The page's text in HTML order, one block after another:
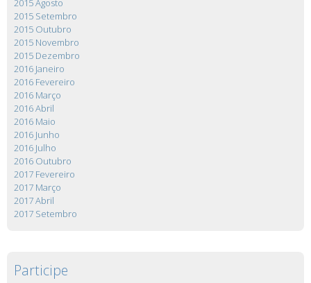
2015 Agosto
2015 Setembro
2015 Outubro
2015 Novembro
2015 Dezembro
2016 Janeiro
2016 Fevereiro
2016 Março
2016 Abril
2016 Maio
2016 Junho
2016 Julho
2016 Outubro
2017 Fevereiro
2017 Março
2017 Abril
2017 Setembro
Participe